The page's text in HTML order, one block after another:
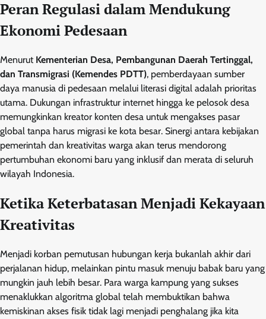
Peran Regulasi dalam Mendukung
Ekonomi Pedesaan
Menurut Kementerian Desa, Pembangunan Daerah Tertinggal,
dan Transmigrasi (Kemendes PDTT), pemberdayaan sumber
daya manusia di pedesaan melalui literasi digital adalah prioritas
utama. Dukungan infrastruktur internet hingga ke pelosok desa
memungkinkan kreator konten desa untuk mengakses pasar
global tanpa harus migrasi ke kota besar. Sinergi antara kebijakan
pemerintah dan kreativitas warga akan terus mendorong
pertumbuhan ekonomi baru yang inklusif dan merata di seluruh
wilayah Indonesia.
Ketika Keterbatasan Menjadi Kekayaan
Kreativitas
Menjadi korban pemutusan hubungan kerja bukanlah akhir dari
perjalanan hidup, melainkan pintu masuk menuju babak baru yang
mungkin jauh lebih besar. Para warga kampung yang sukses
menaklukkan algoritma global telah membuktikan bahwa
kemiskinan akses fisik tidak lagi menjadi penghalang jika kita